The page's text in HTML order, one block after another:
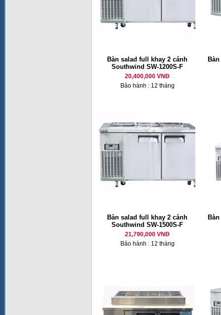
Bàn salad full khay 2 cánh
Southwind SW-1200S-F
20,400,000 VNĐ
Bảo hành : 12 tháng
Bàn salad full khay 2 cánh
Southwind SW-1500S-F
21,790,000 VNĐ
Bảo hành : 12 tháng